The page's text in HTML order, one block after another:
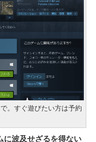
。すぐ遊びたい方は予約
に波及せざるを得ない